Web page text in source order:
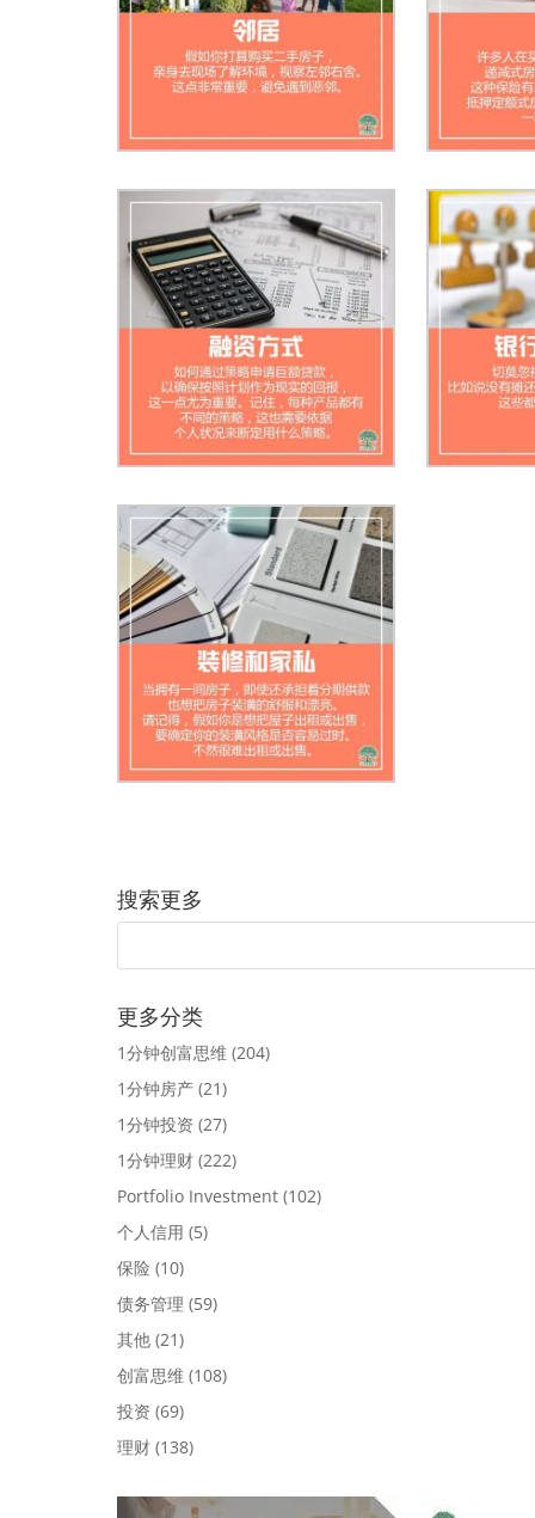
搜索更多
更多分类
1分钟创富思维 (204)
1分钟房产 (21)
1分钟投资 (27)
1分钟理财 (222)
Portfolio Investment (102)
个人信用 (5)
保险 (10)
债务管理 (59)
其他 (21)
创富思维 (108)
投资 (69)
理财 (138)